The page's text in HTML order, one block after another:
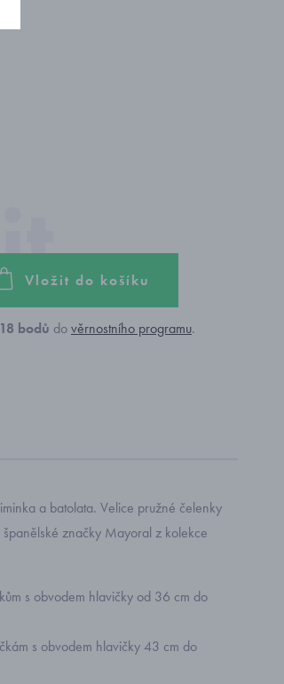
Vložit do košíku
18 bodů dověrnostního programu.
a batolata. Velice pružné čelenky
značky Mayoral z kolekce
s obvodem hlavičky od 36 cm do
s obvodem hlavičky 43 cm do